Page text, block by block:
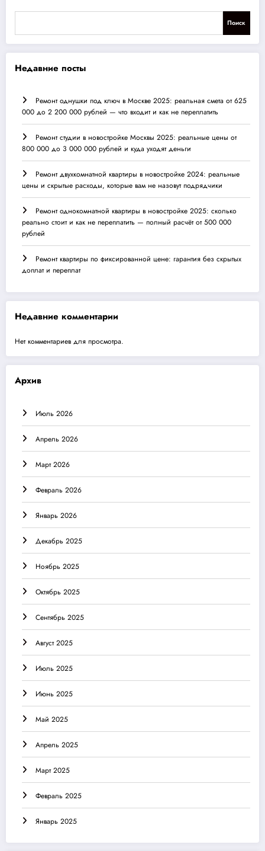
Поиск
Недавние посты
Ремонт однушки под ключ в Москве 2025: реальная смета от 625
000 до 2 200 000 рублей — что входит и как не переплатить
Ремонт студии в новостройке Москвы 2025: реальные цены от
800 000 до 3 000 000 рублей и куда уходят деньги
Ремонт двухкомнатной квартиры в новостройке 2024: реальные
цены и скрытые расходы, которые вам не назовут подрядчики
Ремонт однокомнатной квартиры в новостройке 2025: сколько
реально стоит и как не переплатить — полный расчёт от 500 000
рублей
Ремонт квартиры по фиксированной цене: гарантия без скрытых
доплат и переплат
Недавние комментарии
Нет комментариев для просмотра.
Архив
Июль 2026
Апрель 2026
Март 2026
Февраль 2026
Январь 2026
Декабрь 2025
Ноябрь 2025
Октябрь 2025
Сентябрь 2025
Август 2025
Июль 2025
Июнь 2025
Май 2025
Апрель 2025
Март 2025
Февраль 2025
Январь 2025